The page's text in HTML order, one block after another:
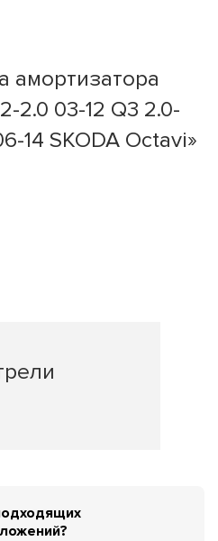
амортизатора
2.0 03-12 Q3 2.0-
14 SKODA Octavi»